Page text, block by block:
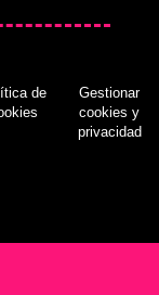
de
Gestionar
cookies y
privacidad